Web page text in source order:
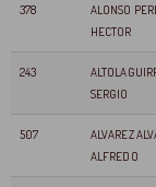
378
ALONSO
HECTOR
243
SERGIO
507
ALVAREZ
ALFREDO